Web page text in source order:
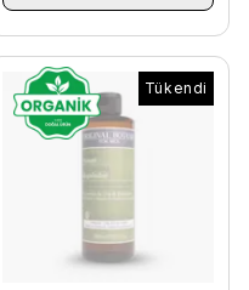
Tükendi